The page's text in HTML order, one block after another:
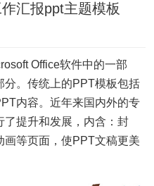
汇报ppt主题模板
Office软件中的一部
。传统上的PPT模板包括
内容。近年来国内外的专
提升和发展，内含：封
等页面，使PPT文稿更美